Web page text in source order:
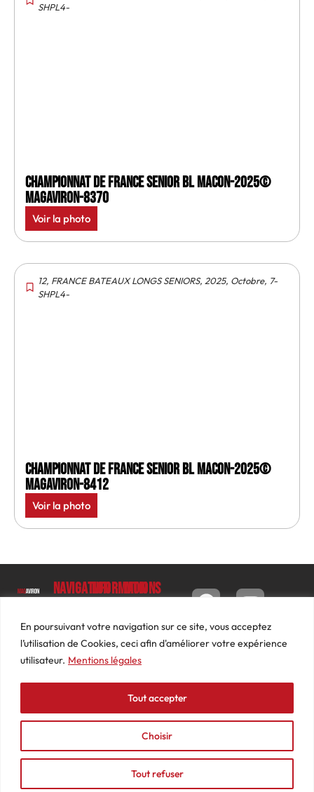
En poursuivant votre navigation sur ce site, vous acceptez
l’utilisation de Cookies, ceci afin d'améliorer votre expérience
utilisateur. Mentions légales
Choisir
Tout refuser
Tout accepter
SHPL4-
Championnat de France senior BL Macon-2025©
MagAviron-8370
Voir la photo
12, FRANCE BATEAUX LONGS SENIORS, 2025, Octobre, 7-
SHPL4-
Championnat de France senior BL Macon-2025©
MagAviron-8412
Voir la photo
Luc
Barbier
69640
74
87
contact@mediasaviron.fr
Navigation
Le
Magazine
Photos
Actualités
Podcasts
Informations
Conditions
générales
de ventes
Mentions
légales
Mon
Tableau
de bord
Commandes
Adresses
Détails
du
compte